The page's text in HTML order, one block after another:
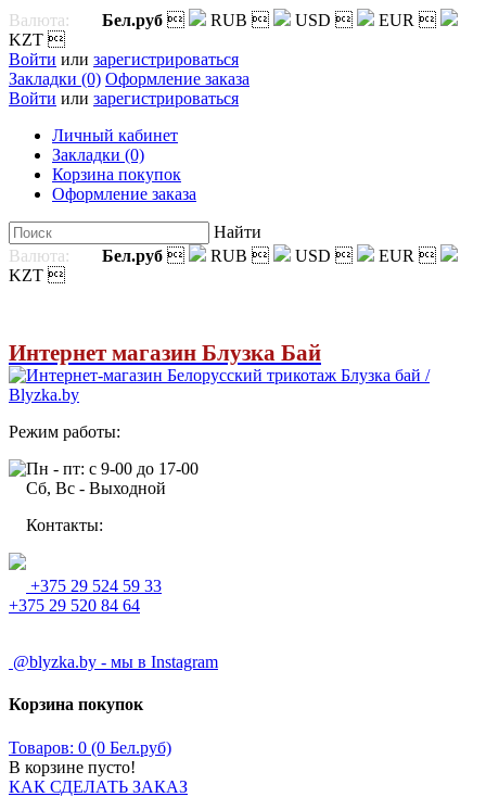
Валюта: Бел.руб  RUB  USD  EUR 
KZT 
Войти или зарегистрироваться
Закладки (0) Оформление заказа
Войти или зарегистрироваться
Личный кабинет
Закладки (0)
Корзина покупок
Оформление заказа
Найти
Валюта:
Бел.руб  RUB  USD  EUR 
KZT 
Интернет магазин Блузка Бай
Режим работы:
Пн - пт: с 9-00 до 17-00
Сб, Вс - Выходной
Контакты:
+375 29 524 59 33
+375 29 520 84 64
@blyzka.by - мы в Instagram
Корзина покупок
Товаров: 0 (0 Бел.руб)
В корзине пусто!
КАК СДЕЛАТЬ ЗАКАЗ